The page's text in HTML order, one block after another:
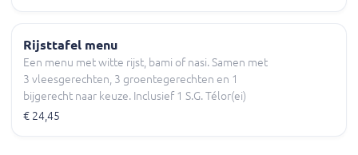
Rijsttafel menu
Een menu met witte rijst, bami of nasi. Samen met
3 vleesgerechten, 3 groentegerechten en 1
bijgerecht naar keuze. Inclusief 1 S.G. Télor(ei)
€ 24,45